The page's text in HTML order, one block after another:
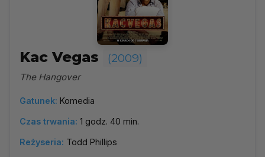
Kac Vegas (2009)
The Hangover
Gatunek: Komedia
Czas trwania: 1 godz. 40 min.
Reżyseria: Todd Phillips